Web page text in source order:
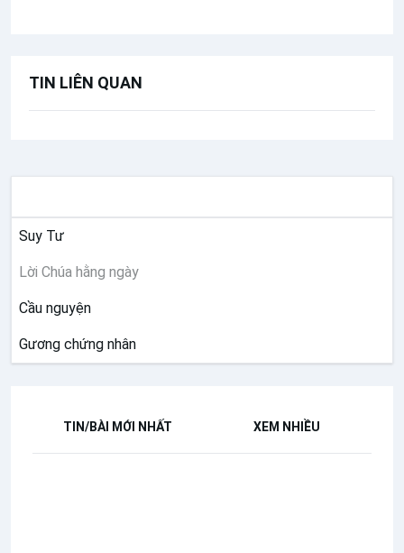
TIN LIÊN QUAN
Suy Tư
Lời Chúa hằng ngày
Cầu nguyện
Gương chứng nhân
TIN/BÀI MỚI NHẤT XEM NHIỀU